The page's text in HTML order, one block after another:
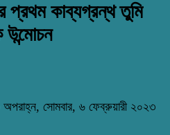
প্রথম কাব্যগ্রন্থ তুমি
সোমবার, ৬ ফেব্রুয়ারী ২০২৩